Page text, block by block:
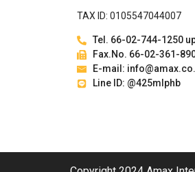
TAX ID: 0105547044007
Tel. 66-02-744-1250
Fax.No. 66-02-361-
E-mail:
Line ID: @425mlphb